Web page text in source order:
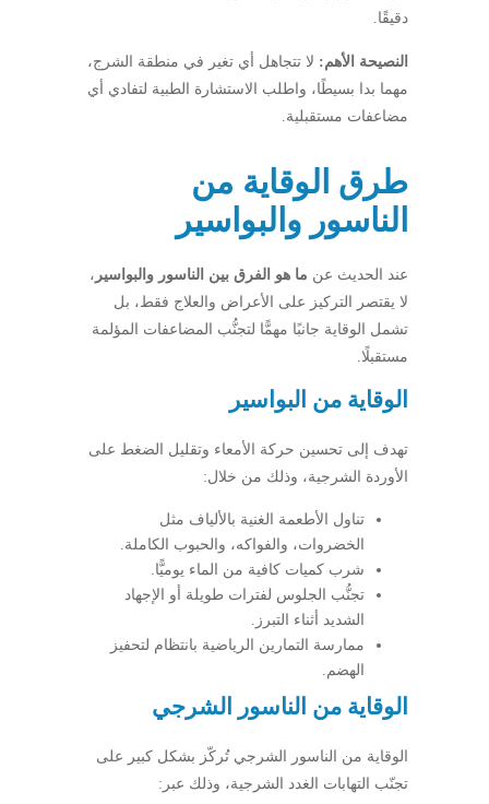
دقيقًا.
النصيحة الأهم: لا تتجاهل أي تغير في منطقة الشرج،
مهما بدا بسيطًا، واطلب الاستشارة الطبية لتفادي أي
مضاعفات مستقبلية.
طرق الوقاية من
الناسور والبواسير
عند الحديث عن ما هو الفرق بين الناسور والبواسير ،
لا يقتصر التركيز على الأعراض والعلاج فقط، بل
تشمل الوقاية جانبًا مهمًّا لتجنُّب المضاعفات المؤلمة
مستقبلًا.
الوقاية من البواسير
تهدف إلى تحسين حركة الأمعاء وتقليل الضغط على
الأوردة الشرجية، وذلك من خلال:
تناول الأطعمة الغنية بالألياف مثل
الخضروات، والفواكه، والحبوب الكاملة.
شرب كميات كافية من الماء يوميًّا.
تجنُّب الجلوس لفترات طويلة أو الإجهاد
الشديد أثناء التبرز.
ممارسة التمارين الرياضية بانتظام لتحفيز
الهضم.
الوقاية من الناسور الشرجي
الوقاية من الناسور الشرجي تُركّز بشكل كبير على
تجنّب التهابات الغدد الشرجية، وذلك عبر: